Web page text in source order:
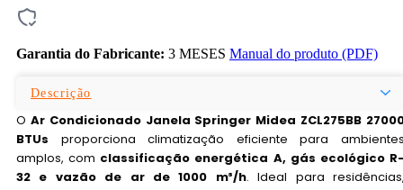
Garantia do Fabricante: 3 MESES Manual do produto (PDF)
Descrição
O Ar Condicionado Janela Springer Midea ZCL275BB
BTUs proporciona climatização eficiente para
amplos, com classificação energética A, gás ecológico
32 e vazão de ar de 1000 m³/h. Ideal para